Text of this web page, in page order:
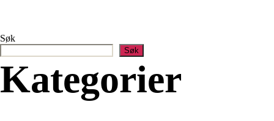
Søk
Søk
Kategorier